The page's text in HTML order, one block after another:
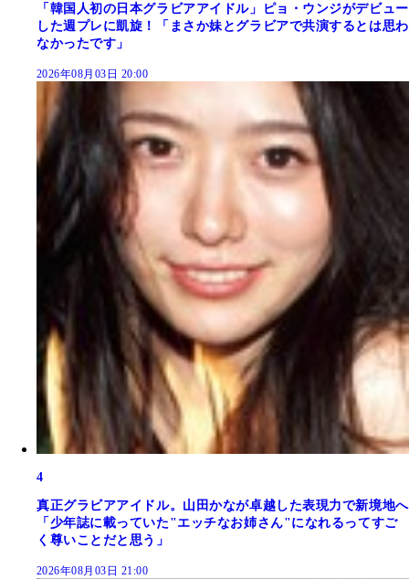
「韓国人初の日本グラビアアイドル」ピョ・ウンジがデビュー
した週プレに凱旋！「まさか妹とグラビアで共演するとは思わ
なかったです」
2026年08月03日 20:00
4
真正グラビアアイドル。山田かなが卓越した表現力で新境地へ
「少年誌に載っていた"エッチなお姉さん"になれるってすご
く尊いことだと思う」
2026年08月03日 21:00